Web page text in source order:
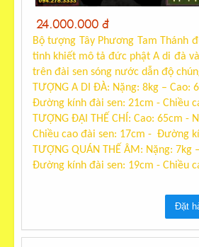
24.000.000 đ
Bộ tượng Tây Phương Tam Thánh
tinh khiết mô tả đức phật A di đà
trên đài sen sóng nước dẫn độ
TƯỢNG A DI ĐÀ: Nặng: 8kg – Cao:
Đường kính đài sen: 21cm - Chiều
TƯỢNG ĐẠI THẾ CHÍ: Cao: 65cm -
Chiều cao đài sen: 17cm - Đường
TƯỢNG QUÁN THẾ ÂM: Nặng: 7kg
Đường kính đài sen: 19cm - Chiều
Đặt